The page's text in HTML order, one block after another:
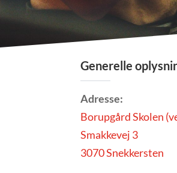
Generelle
Adresse:
Borupgård Skolen
Smakkevej 3
3070 Snekkersten